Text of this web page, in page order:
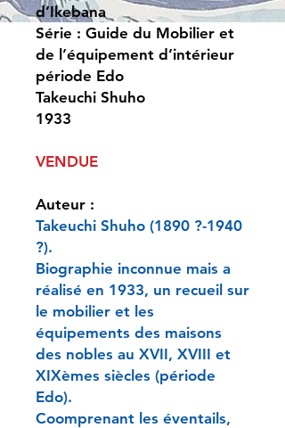
d’Ikebana
Série : Guide du Mobilier et
de l’équipement d’intérieur
période Edo
Takeuchi Shuho
1933
VENDUE
Auteur :
Takeuchi Shuho (1890 ?-1940
?).
Biographie inconnue mais a
réalisé en 1933, un recueil sur
le mobilier et les
équipements des maisons
des nobles au XVII, XVIII et
XIXèmes siècles (période
Edo).
Coomprenant les éventails,